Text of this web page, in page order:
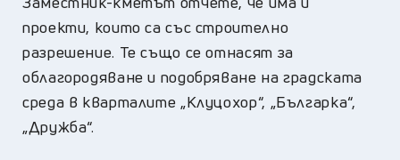
проекти, които са със строително
разрешение. Те също се отнасят за
облагородяване и подобряване на градската
среда в кварталите „Клуцохор“, „Българка“,
„Дружба“.